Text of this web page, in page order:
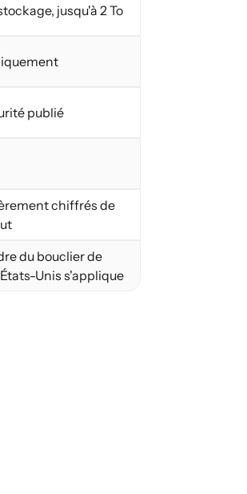
jusqu'à 2 To
publié
chiffrés de
du bouclier de
Unis s'applique